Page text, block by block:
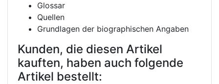
Glossar
Quellen
Grundlagen der biographischen Angaben
Kunden, die diesen Artikel
kauften, haben auch folgende
Artikel bestellt: